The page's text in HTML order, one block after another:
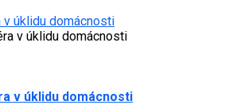
v úklidu domácnosti
v úklidu domácnosti